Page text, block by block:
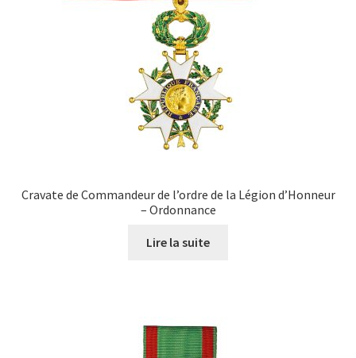
Cravate de Commandeur de l’ordre de la Légion d’Honneur
– Ordonnance
Lire la suite